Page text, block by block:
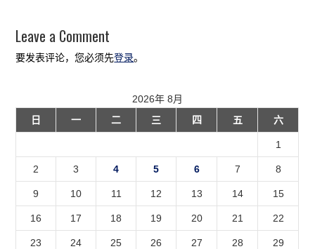
Leave a Comment
要发表评论，您必须先登录。
2026年 8月
日
一 二 三 四 五 六
1
2 3 4 5 6 7 8
9 10 11 12 13 14 15
16 17 18 19 20 21 22
23 24 25 26 27 28 29